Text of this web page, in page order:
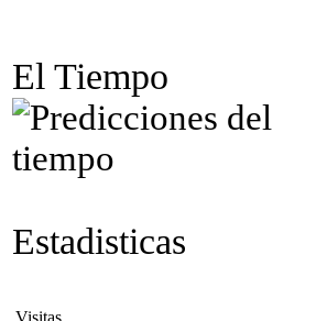
El Tiempo
Estadisticas
Visitas